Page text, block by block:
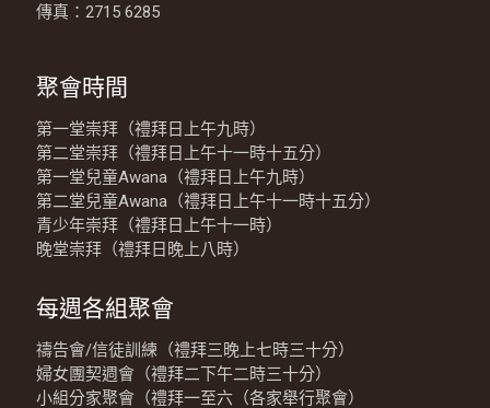
傳真：2715 6285
聚會時間
第一堂崇拜（禮拜日上午九時）
第二堂崇拜（禮拜日上午十一時十五分）
第一堂兒童Awana（禮拜日上午九時）
第二堂兒童Awana（禮拜日上午十一時十五分）
青少年崇拜（禮拜日上午十一時）
晚堂崇拜（禮拜日晚上八時）
每週各組聚會
禱告會/信徒訓練（禮拜三晚上七時三十分）
婦女團契週會（禮拜二下午二時三十分）
小組分家聚會（禮拜一至六（各家舉行聚會）